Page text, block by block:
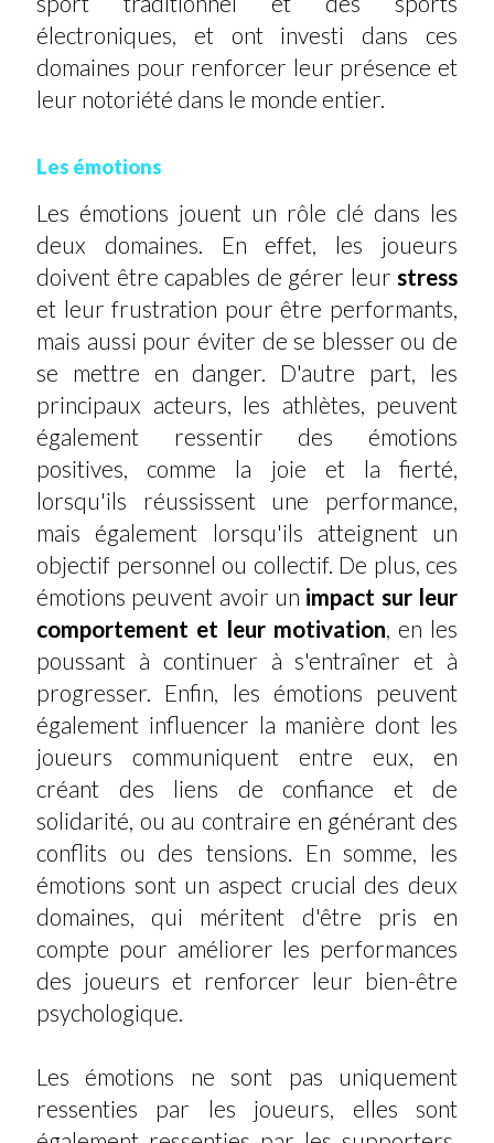
électroniques, et ont investi dans ces
domaines pour renforcer leur présence et
leur notoriété dans le monde entier.
Les émotions
Les émotions jouent un rôle clé dans les
deux domaines. En effet, les joueurs
doivent être capables de gérer leur stress
et leur frustration pour être performants,
mais aussi pour éviter de se blesser ou de
se mettre en danger. D'autre part, les
principaux acteurs, les athlètes, peuvent
également ressentir des émotions
positives, comme la joie et la fierté,
lorsqu'ils réussissent une performance,
mais également lorsqu'ils atteignent un
objectif personnel ou collectif. De plus, ces
émotions peuvent avoir un impact sur leur
comportement et leur motivation, en les
poussant à continuer à s'entraîner et à
progresser. Enfin, les émotions peuvent
également influencer la manière dont les
joueurs communiquent entre eux, en
créant des liens de confiance et de
solidarité, ou au contraire en générant des
conflits ou des tensions. En somme, les
émotions sont un aspect crucial des deux
domaines, qui méritent d'être pris en
compte pour améliorer les performances
des joueurs et renforcer leur bien-être
psychologique.
Les émotions ne sont pas uniquement
ressenties par les joueurs, elles sont